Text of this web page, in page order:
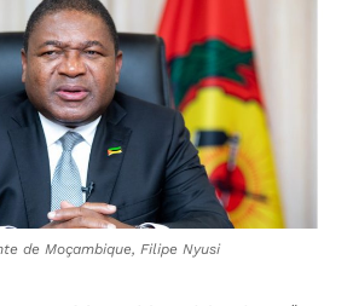
de Moçambique, Filipe Nyusi